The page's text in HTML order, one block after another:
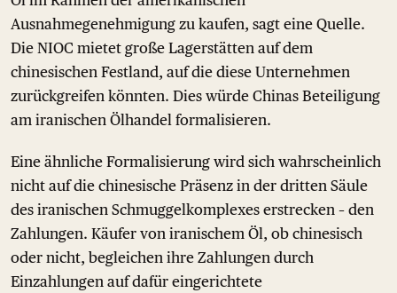
Ausnahmegenehmigung zu kaufen, sagt eine Quelle.
Die NIOC mietet große Lagerstätten auf dem
chinesischen Festland, auf die diese Unternehmen
zurückgreifen könnten. Dies würde Chinas Beteiligung
am iranischen Ölhandel formalisieren.
Eine ähnliche Formalisierung wird sich wahrscheinlich
nicht auf die chinesische Präsenz in der dritten Säule
des iranischen Schmuggelkomplexes erstrecken – den
Zahlungen. Käufer von iranischem Öl, ob chinesisch
oder nicht, begleichen ihre Zahlungen durch
Einzahlungen auf dafür eingerichtete